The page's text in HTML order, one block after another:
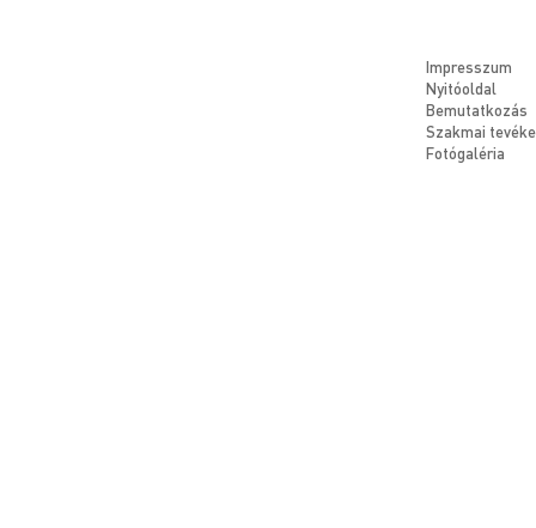
Impresszum
Nyitóoldal
Bemutatkozás
Szakmai
Fotógaléria